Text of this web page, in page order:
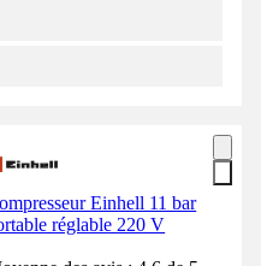
Einhell 11 bar
réglable 220 V